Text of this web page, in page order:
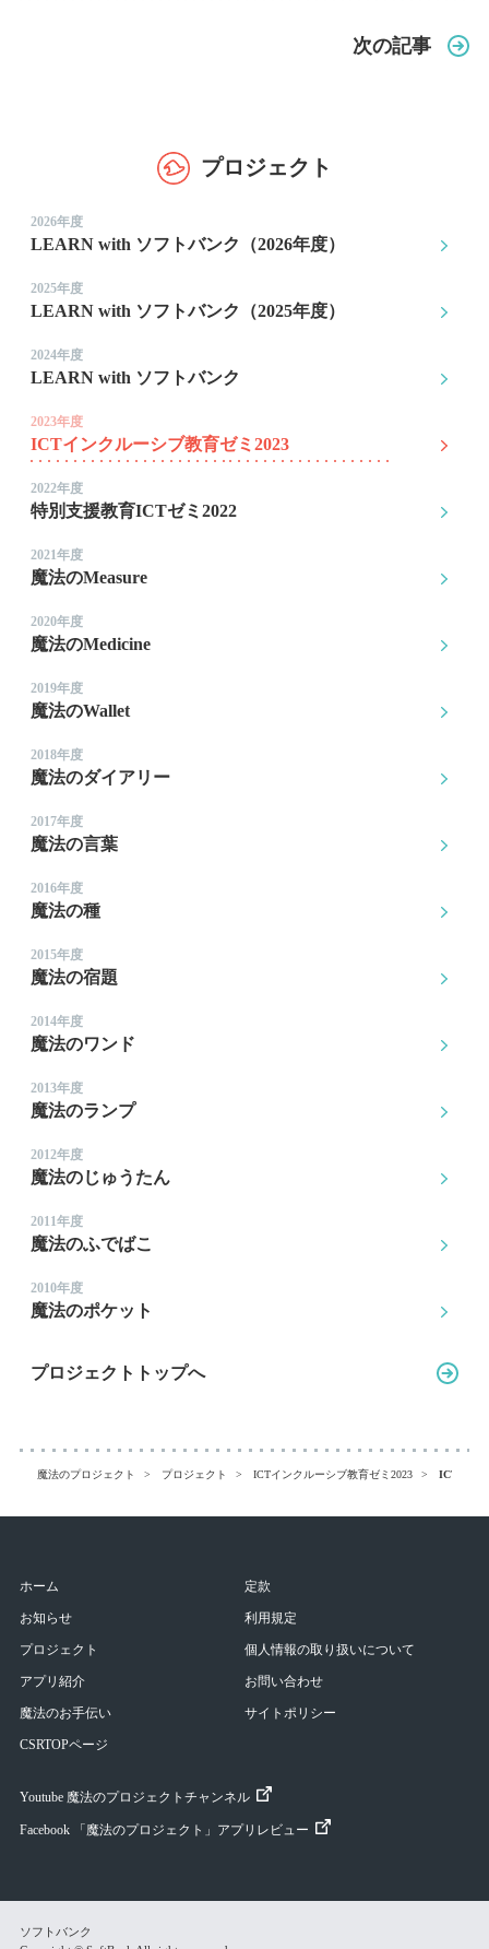
魔法のプロジェクト プロジェクト ICTインクルーシブ教育ゼミ2023 ICTを活
次の記事
プロジェクト
2026年度
LEARN with ソフトバンク（2026年度）
2025年度
LEARN with ソフトバンク（2025年度）
2024年度
LEARN with ソフトバンク
2023年度
ICTインクルーシブ教育ゼミ2023
2022年度
特別支援教育ICTゼミ2022
2021年度
魔法のMeasure
2020年度
魔法のMedicine
2019年度
魔法のWallet
2018年度
魔法のダイアリー
2017年度
魔法の言葉
2016年度
魔法の種
2015年度
魔法の宿題
2014年度
魔法のワンド
2013年度
魔法のランプ
2012年度
魔法のじゅうたん
2011年度
魔法のふでばこ
2010年度
魔法のポケット
プロジェクトトップへ
ホーム
お知らせ
プロジェクト
アプリ紹介
魔法のお手伝い
CSRTOPページ
定款
利用規定
個人情報の取り扱いについて
お問い合わせ
サイトポリシー
Youtube 魔法のプロジェクトチャンネル
Facebook 「魔法のプロジェクト」アプリレビュー
ソフトバンク